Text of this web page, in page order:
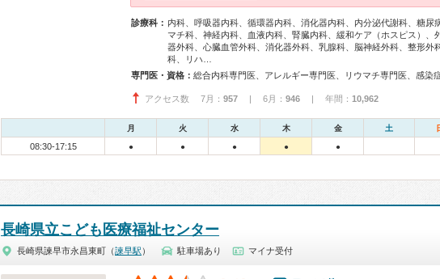
診療科： 内科、呼吸器内科、循環器内科、消化器内科、内分泌代謝科、糖尿
マチ科、神経内科、血液内科、腎臓内科、緩和ケア（ホスピス）、
器外科、心臓血管外科、消化器外科、乳腺科、脳神経外科、整形外
科、リハ…
専門医・資格：
アクセス数 7月： 957 | 6月： 946 | 年間： 10,962
月 火 水 木 金 土
08:30-17:15 ● ● ● ● ●
長崎県立こども医療福祉センター
長崎県諫早市永昌東町（諫早駅 ） 駐車場あり マイナ受付